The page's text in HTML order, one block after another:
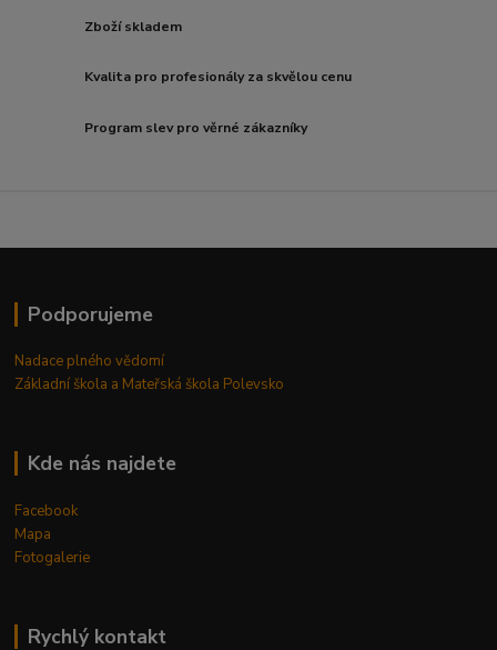
Zboží skladem
Kvalita pro profesionály za skvělou cenu
Program slev pro věrné zákazníky
Podporujeme
Nadace plného vědomí
Základní škola a Mateřská škola Polevsko
Kde nás najdete
Facebook
Mapa
Fotogalerie
Rychlý kontakt